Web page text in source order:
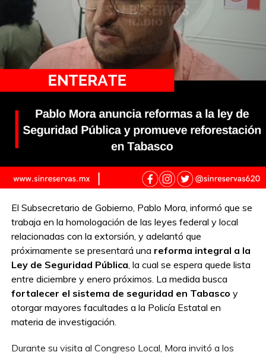
El Subsecretario de Gobierno, Pablo Mora, informó que se
trabaja en la homologación de las leyes federal y local
relacionadas con la extorsión, y adelantó que
próximamente se presentará una reforma integral a la
Ley de Seguridad Pública, la cual se espera quede lista
entre diciembre y enero próximos. La medida busca
fortalecer el sistema de seguridad en Tabasco y
otorgar mayores facultades a la Policía Estatal en
materia de investigación.
Durante su visita al Congreso Local, Mora invitó a los